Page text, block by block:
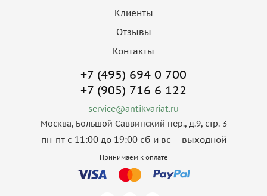
Клиенты
Отзывы
Контакты
+7 (495) 694 0 700
+7 (905) 716 6 122
service@antikvariat.ru
Москва, Большой Саввинский пер., д.9, стр. 3
пн-пт с 11:00 до 19:00 сб и вс – выходной
Принимаем к оплате